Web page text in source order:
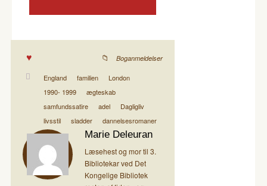
Boganmeldelser
England familien
London
1990- 1999
ægteskab
samfundssatire
adel
Dagligliv
livsstil
sladder dannelsesromaner
Marie Deleuran
Læsehest og mor til 3.
Bibliotekar ved Det
Kongelige Bibliotek